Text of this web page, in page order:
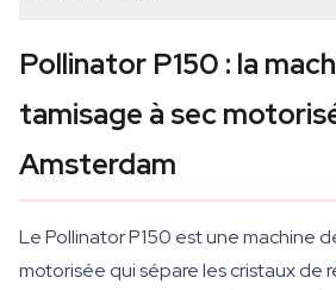
Pollinator P150 : la
tamisage à sec
Amsterdam
Le Pollinator P150 est une machine
motorisée qui sépare les cristaux de